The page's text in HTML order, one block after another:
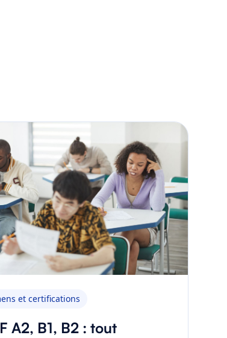
et certifications
A2, B1, B2 : tout